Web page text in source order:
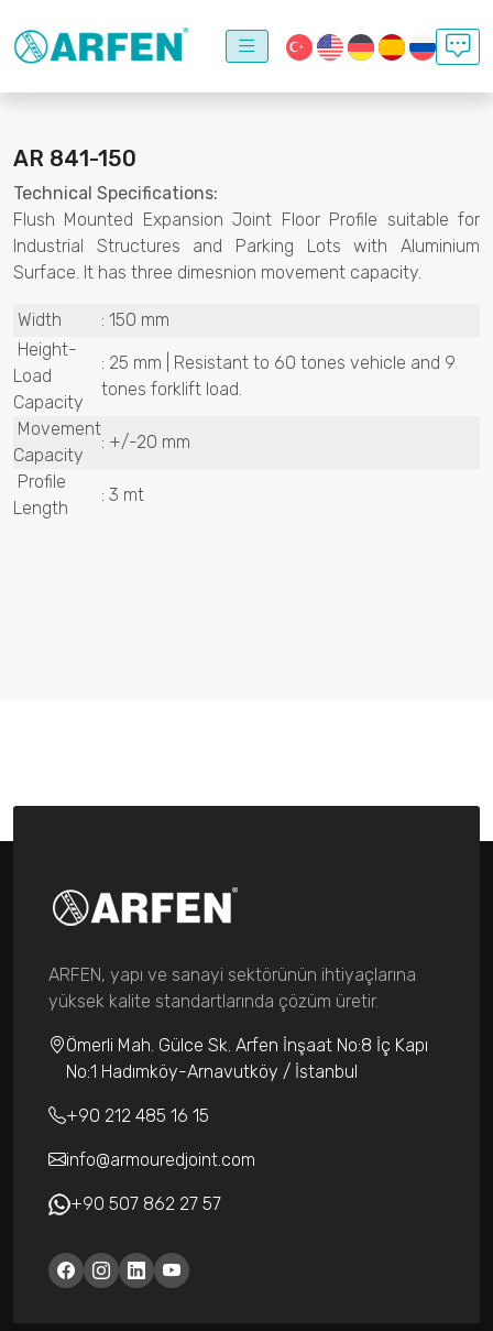
AR 841-150
Technical Specifications:
Flush Mounted Expansion Joint Floor Profile suitable for
Industrial Structures and Parking Lots with Aluminium
Surface. It has three dimesnion movement capacity.
Width
: 150 mm
Height-
Load
Capacity
: 25 mm | Resistant to 60 tones vehicle and 9
tones forklift load.
Movement
Capacity
: +/-20 mm
Profile
Length
: 3 mt
ARFEN, yapı ve sanayi sektörünün ihtiyaçlarına
yüksek kalite standartlarında çözüm üretir.
Ömerli Mah. Gülce Sk. Arfen İnşaat No:8 İç Kapı
No:1 Hadımköy-Arnavutköy / İstanbul
+90 212 485 16 15
info@armouredjoint.com
+90 507 862 27 57